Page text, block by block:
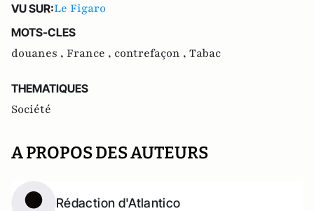
VU SUR:Le Figaro
MOTS-CLES
douanes , France , contrefaçon , Tabac
THEMATIQUES
Société
A PROPOS DES AUTEURS
Rédaction d'Atlantico